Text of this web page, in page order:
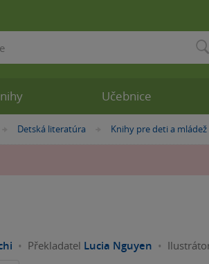
»
Detská literatúra »
Knihy pre deti a mládež
Překladatel Lucia Nguyen
Učebnice